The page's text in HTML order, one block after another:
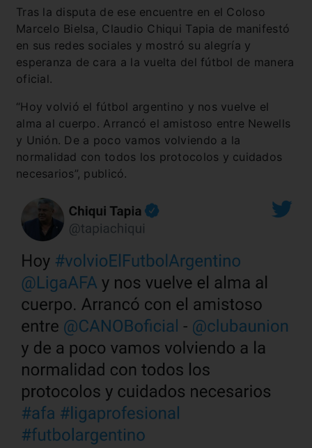
Tras la disputa de ese encuentre en el Coloso
Marcelo Bielsa, Claudio Chiqui Tapia de manifestó
en sus redes sociales y mostró su alegría y
esperanza de cara a la vuelta del fútbol de manera
oficial.
“Hoy volvió el fútbol argentino y nos vuelve el
alma al cuerpo. Arrancó el amistoso entre Newells
y Unión. De a poco vamos volviendo a la
normalidad con todos los protocolos y cuidados
necesarios”, publicó.